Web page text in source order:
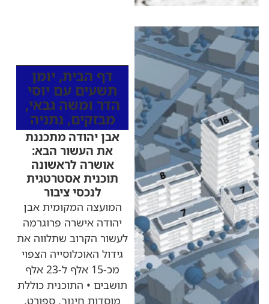
דף הבית, יומן
תשעים עם יוסי
הדר ומשה גבאי,
מבזקים, נתניה
אבן יהודה מתכננת
את העשור הבא:
אושרה לראשונה
תוכנית אסטרטגית
לנכסי ציבור
המועצה המקומית אבן
יהודה אישרה פרוגרמה
לעשור הקרוב שתלווה את
גידול האוכלוסייה הצפוי
מכ-15 אלף ל-23 אלף
תושבים • התוכנית כוללת
מוסדות חינוך, ספורט,